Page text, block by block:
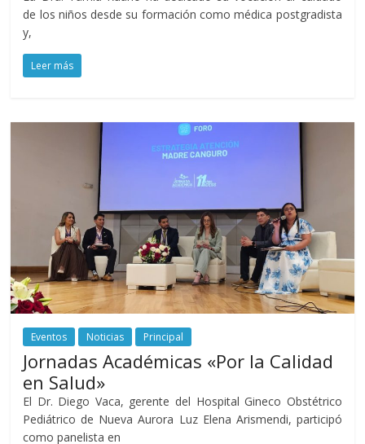
de los niños desde su formación como médica postgradista
y,
Leer más
Eventos Noticias Principal
Jornadas Académicas «Por la Calidad
en Salud»
El Dr. Diego Vaca, gerente del Hospital Gineco Obstétrico
Pediátrico de Nueva Aurora Luz Elena Arismendi, participó
como panelista en